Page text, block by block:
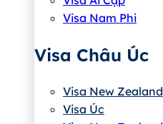
Visa Nam Phi
Visa Châu Úc
Visa New Zealand
Visa Úc